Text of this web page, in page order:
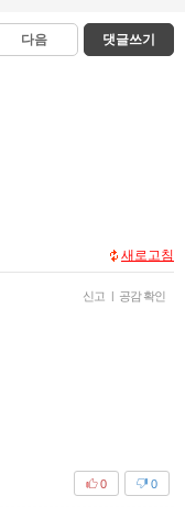
다음 댓글쓰기
새로고침
신고 | 공감 확인
0
0